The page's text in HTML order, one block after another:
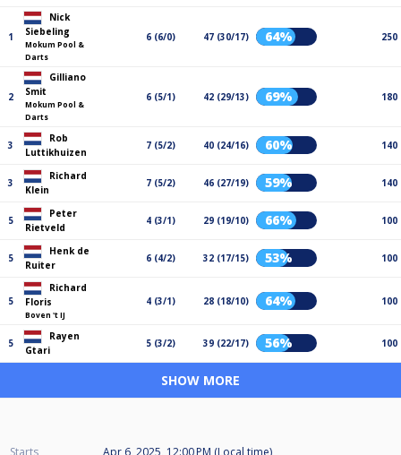
1
Nick
Siebeling
Mokum Pool &
Darts
6 (6/0) 47 (30/17) 64% 250
2
Gilliano
Smit
Mokum Pool &
Darts
6 (5/1) 42 (29/13) 69% 180
3
Rob
Luttikhuizen
7 (5/2) 40 (24/16) 60% 140
3
Richard
Klein
7 (5/2) 46 (27/19) 59% 140
5
Peter
Rietveld
4 (3/1) 29 (19/10) 66% 100
5
Henk de
Ruiter
6 (4/2) 32 (17/15) 53% 100
5
Richard
Floris
Boven 't IJ
4 (3/1) 28 (18/10) 64% 100
5
Rayen
Gtari
5 (3/2) 39 (22/17) 56% 100
SHOW MORE